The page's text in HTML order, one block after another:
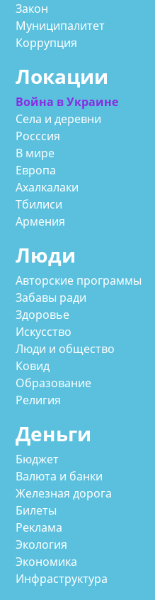
Закон
Муниципалитет
Коррупция
Локации
Война в Украине
Села и деревни
Росссия
В мире
Европа
Ахалкалаки
Тбилиси
Армения
Люди
Авторские программы
Забавы ради
Здоровье
Искусство
Люди и общество
Ковид
Образование
Религия
Деньги
Бюджет
Валюта и банки
Железная дорога
Билеты
Реклама
Экология
Экономика
Инфраструктура